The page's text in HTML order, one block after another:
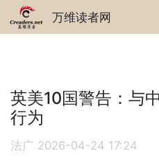
万维读者网
英美10国警告：与
行为
法广 2026-04-24 17:24